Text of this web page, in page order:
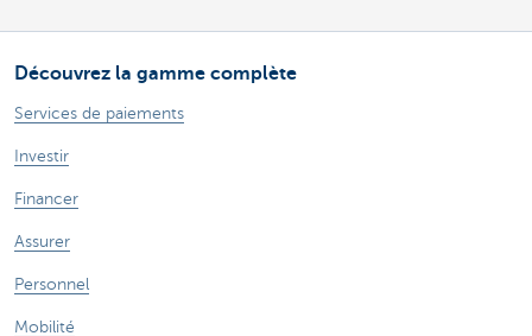
Découvrez la gamme complète
Services de paiements
Investir
Financer
Assurer
Personnel
Mobilité